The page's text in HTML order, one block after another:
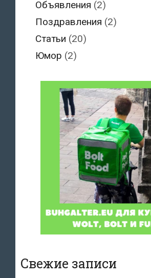
Объявления (2)
Поздравления (2)
Статьи (20)
Юмор (2)
Свежие записи